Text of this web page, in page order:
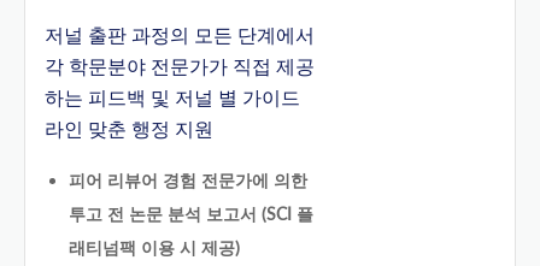
저널 출판 과정의 모든 단계에서
각 학문분야 전문가가 직접 제공
하는 피드백 및 저널 별 가이드
라인 맞춘 행정 지원
피어 리뷰어 경험 전문가에 의한
투고 전 논문 분석 보고서 (SCI 플
래티넘팩 이용 시 제공)